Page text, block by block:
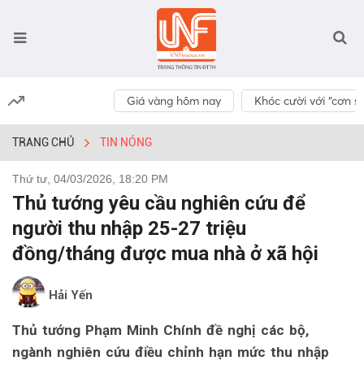
Giá vàng hôm nay Khóc cười với “cơn
TRANG CHỦ TIN NÓNG
Thứ tư, 04/03/2026, 18:20 PM
Thủ tướng yêu cầu nghiên cứu để
người thu nhập 25-27 triệu
đồng/tháng được mua nhà ở xã hội
Hải Yến
Thủ tướng Phạm Minh Chính đề nghị các bộ,
ngành nghiên cứu điều chỉnh hạn mức thu nhập